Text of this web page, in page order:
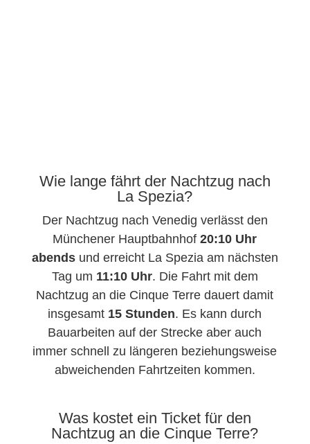
Wie lange fährt der Nachtzug nach
La Spezia?
Der Nachtzug nach Venedig verlässt den
Münchener Hauptbahnhof20:10 Uhr
abendsund erreicht La Spezia am nächsten
Tag um 11:10 Uhr. Die Fahrt mit dem
Nachtzug an die Cinque Terre dauert damit
insgesamt 15 Stunden. Es kann durch
Bauarbeiten auf der Strecke aber auch
immer schnell zu längeren beziehungsweise
abweichenden Fahrtzeiten kommen.
Was kostet ein Ticket für den
Nachtzug an die Cinque Terre?